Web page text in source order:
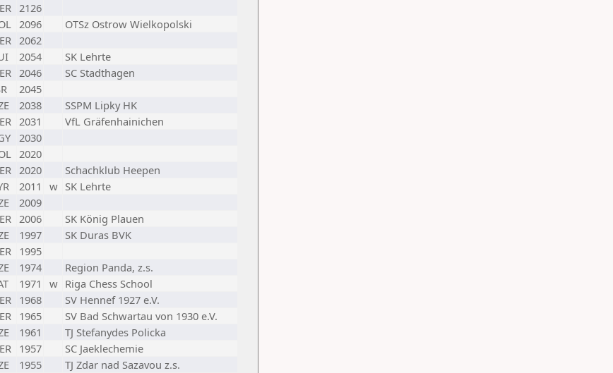
2126
2096
OTSz Ostrow Wielkopolski
2062
2054
SK Lehrte
2046
SC Stadthagen
2045
2038
SSPM Lipky HK
2031
VfL Gräfenhainichen
2030
2020
2020
Schachklub Heepen
2011 w SK Lehrte
2009
2006
SK König Plauen
1997
SK Duras BVK
1995
1974
Region Panda, z.s.
1971 w Riga Chess School
1968
SV Hennef 1927 e.V.
1965
SV Bad Schwartau von 1930 e.V.
1961
TJ Stefanydes Policka
1957
SC Jaeklechemie
1955
TJ Zdar nad Sazavou z.s.